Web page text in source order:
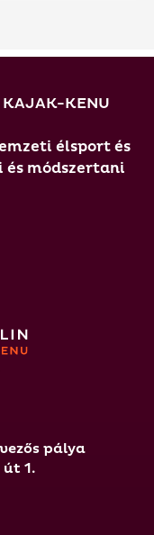
KAJAK-KENU
élsport és
módszertani
pálya
1.